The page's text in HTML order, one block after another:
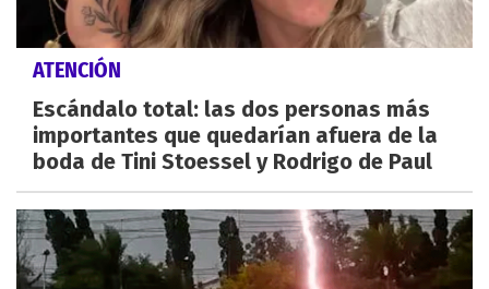
ATENCIÓN
Escándalo total: las dos personas más
importantes que quedarían afuera de la
boda de Tini Stoessel y Rodrigo de Paul